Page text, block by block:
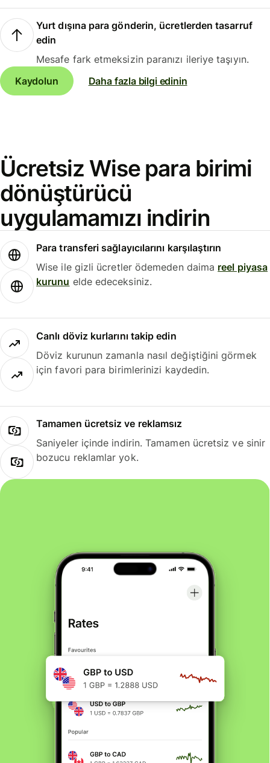
Yurt dışına para gönderin, ücretlerden tasarruf
edin
Mesafe fark etmeksizin paranızı ileriye taşıyın.
Kaydolun
Daha fazla bilgi edinin
Ücretsiz Wise para birimi
dönüştürücü
uygulamamızı indirin
Para transferi sağlayıcılarını karşılaştırın
Wise ile gizli ücretler ödemeden daima reel piyasa
kurunu elde edeceksiniz.
Canlı döviz kurlarını takip edin
Döviz kurunun zamanla nasıl değiştiğini görmek
için favori para birimlerinizi kaydedin.
Tamamen ücretsiz ve reklamsız
Saniyeler içinde indirin. Tamamen ücretsiz ve sinir
bozucu reklamlar yok.